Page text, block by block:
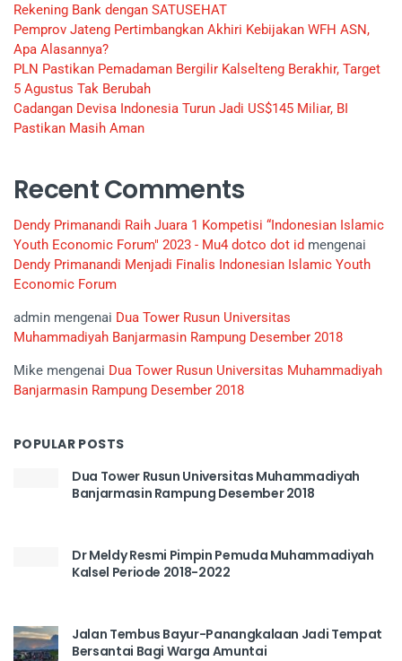
Rekening Bank dengan SATUSEHAT
Pemprov Jateng Pertimbangkan Akhiri Kebijakan WFH ASN,
Apa Alasannya?
PLN Pastikan Pemadaman Bergilir Kalselteng Berakhir, Target
5 Agustus Tak Berubah
Cadangan Devisa Indonesia Turun Jadi US$145 Miliar, BI
Pastikan Masih Aman
Recent Comments
Dendy Primanandi Raih Juara 1 Kompetisi “Indonesian Islamic
Youth Economic Forum" 2023 - Mu4 dotco dot id mengenai
Dendy Primanandi Menjadi Finalis Indonesian Islamic Youth
Economic Forum
admin mengenai Dua Tower Rusun Universitas
Muhammadiyah Banjarmasin Rampung Desember 2018
Mike mengenai Dua Tower Rusun Universitas Muhammadiyah
Banjarmasin Rampung Desember 2018
POPULAR POSTS
Dua Tower Rusun Universitas Muhammadiyah
Banjarmasin Rampung Desember 2018
Dr Meldy Resmi Pimpin Pemuda Muhammadiyah
Kalsel Periode 2018-2022
Jalan Tembus Bayur-Panangkalaan Jadi Tempat
Bersantai Bagi Warga Amuntai